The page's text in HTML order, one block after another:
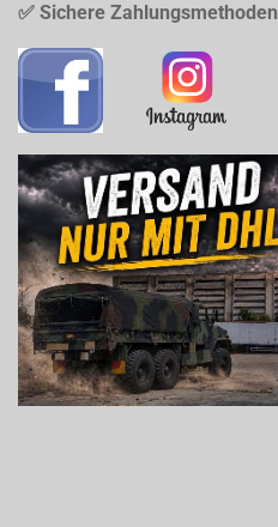
✅ Sichere Zahlungsmethoden